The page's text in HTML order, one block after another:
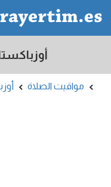
مواقيت الصلاة